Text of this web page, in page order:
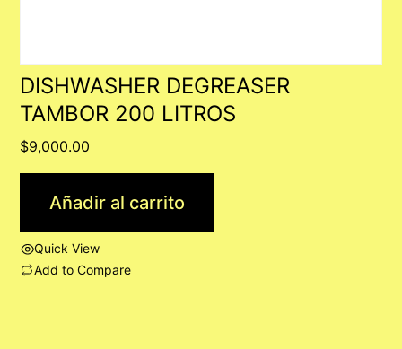
DISHWASHER DEGREASER
TAMBOR 200 LITROS
$9,000.00
Añadir al carrito
Quick View
Add to Compare